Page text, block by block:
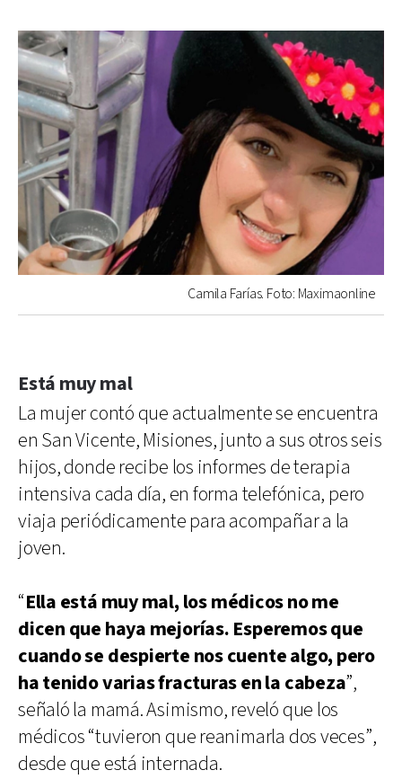
Camila Farías. Foto: Maximaonline
Está muy mal
La mujer contó que actualmente se encuentra
en San Vicente, Misiones, junto a sus otros seis
hijos, donde recibe los informes de terapia
intensiva cada día, en forma telefónica, pero
viaja periódicamente para acompañar a la
joven.
“Ella está muy mal, los médicos no me
dicen que haya mejorías. Esperemos que
cuando se despierte nos cuente algo, pero
ha tenido varias fracturas en la cabeza”,
señaló la mamá. Asimismo, reveló que los
médicos “tuvieron que reanimarla dos veces”,
desde que está internada.